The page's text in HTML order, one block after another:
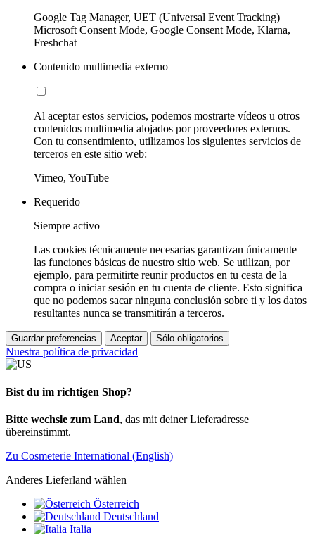
Google Tag Manager, UET (Universal Event Tracking)
Microsoft Consent Mode, Google Consent Mode, Klarna,
Freshchat
Contenido multimedia externo
Al aceptar estos servicios, podemos mostrarte vídeos u otros
contenidos multimedia alojados por proveedores externos.
Con tu consentimiento, utilizamos los siguientes servicios de
terceros en este sitio web:
Vimeo, YouTube
Requerido
Siempre activo
Las cookies técnicamente necesarias garantizan únicamente
las funciones básicas de nuestro sitio web. Se utilizan, por
ejemplo, para permitirte reunir productos en tu cesta de la
compra o iniciar sesión en tu cuenta de cliente. Esto significa
que no podemos sacar ninguna conclusión sobre ti y los datos
resultantes nunca se transmitirán a terceros.
Guardar preferencias Aceptar Sólo obligatorios
Nuestra política de privacidad
Bist du im richtigen Shop?
Bitte wechsle zum Land, das mit deiner Lieferadresse
übereinstimmt.
Zu Cosmeterie International (English)
Anderes Lieferland wählen
Österreich
Deutschland
Italia